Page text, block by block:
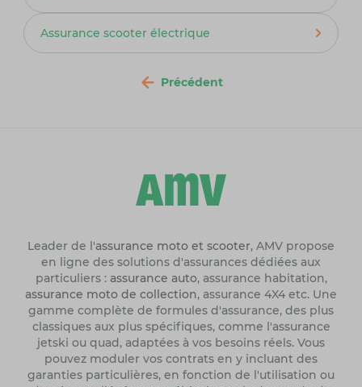
Assurance scooter électrique
Précédent
Leader de l'assurance moto et scooter, AMV propose
en ligne des solutions d'assurances dédiées aux
particuliers : assurance auto, assurance habitation,
assurance moto de collection, assurance 4X4 etc. Une
gamme complète de formules d'assurance, des plus
classiques aux plus spécifiques, comme l'assurance
jetski ou quad, adaptées à vos besoins réels. Vous
pouvez moduler vos contrats en y incluant des
garanties particulières, en fonction de l'utilisation ou